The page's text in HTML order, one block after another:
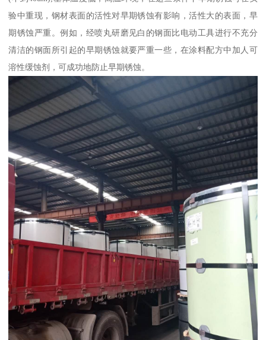
验中重现，钢材表面的活性对早期锈蚀有影响，活性大的表面，早
期锈蚀严重。例如，经喷丸研磨见白的钢面比电动工具进行不充分
清洁的钢面所引起的早期锈蚀就要严重一些，在涂料配方中加人可
溶性缓蚀剂，可成功地防止早期锈蚀。